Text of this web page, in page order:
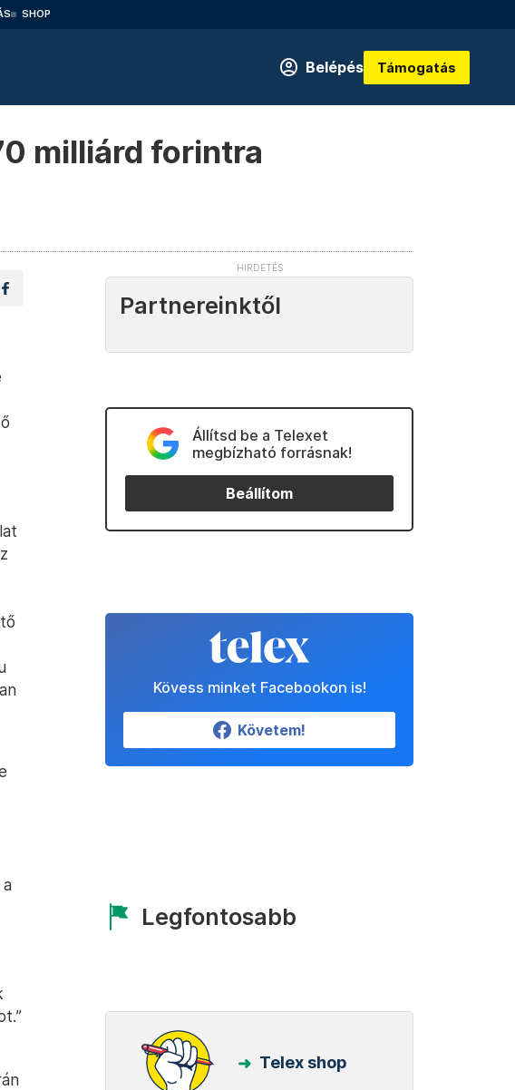
SHOP
Belépés Támogatás
milliárd forintra
Partnereinktől
Állítsd be a Telexet
megbízható forrásnak!
Beállítom
Kövess minket Facebookon is!
Követem!
Legfontosabb
Telex shop